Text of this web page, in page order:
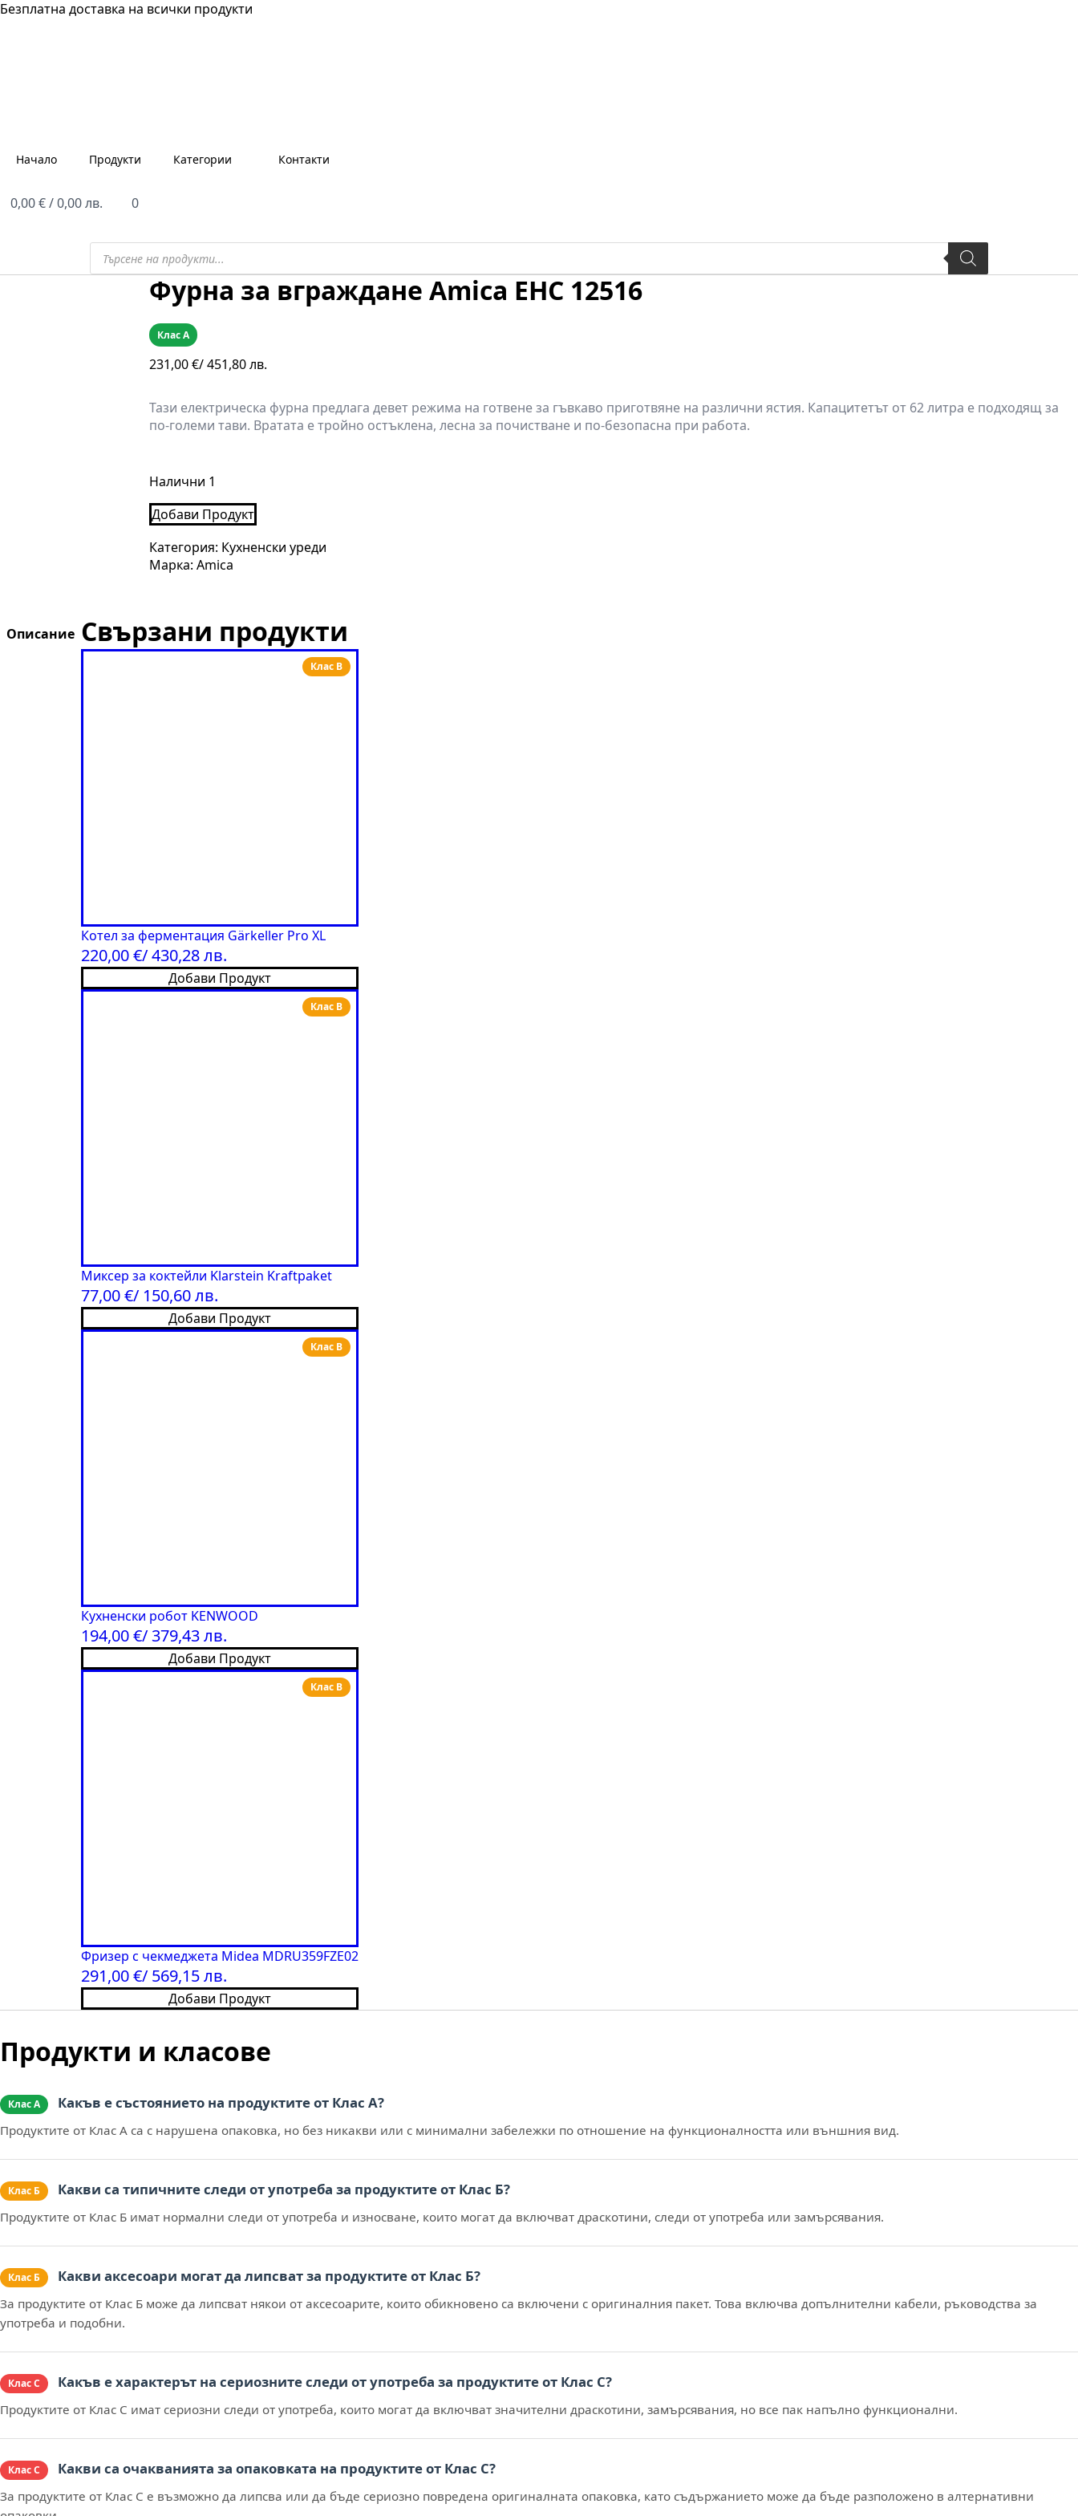
Безплатна доставка на всички продукти
Начало Продукти Категории Контакти
0,00€/ 0,00 лв. 0
Products
search
Фурна за вграждане Amica EHC 12516
Клас A
231,00€/ 451,80 лв.
Тази електрическа фурна предлага девет режима на готвене за гъвкаво приготвяне на различни ястия. Капацитетът от 62 литра е подходящ за
по-големи тави. Вратата е тройно остъклена, лесна за почистване и по-безопасна при работа.
Налични 1
Добави Продукт
Категория: Кухненски уреди
Марка:Amica
Описание Свързани продукти
Клас B
Котел за ферментация Gärkeller Pro XL
220,00€/ 430,28 лв.
Добави Продукт
Клас B
Миксер за коктейли Klarstein Kraftpaket
77,00€/ 150,60 лв.
Добави Продукт
Клас B
Кухненски робот KENWOOD
194,00€/ 379,43 лв.
Добави Продукт
Клас B
Фризер с чекмеджета Midea MDRU359FZE02
291,00€/ 569,15 лв.
Добави Продукт
Продукти и класове
Клас А Какъв е състоянието на продуктите от Клас А?
Продуктите от Клас А са с нарушена опаковка, но без никакви или с минимални забележки по отношение на функционалността или външния вид.
Клас Б Какви са типичните следи от употреба за продуктите от Клас Б?
Продуктите от Клас Б имат нормални следи от употреба и износване, които могат да включват драскотини, следи от употреба или замърсявания.
Клас Б Какви аксесоари могат да липсват за продуктите от Клас Б?
За продуктите от Клас Б може да липсват някои от аксесоарите, които обикновено са включени с оригиналния пакет. Това включва допълнителни кабели, ръководства за
употреба и подобни.
Клас С Какъв е характерът на сериозните следи от употреба за продуктите от Клас С?
Продуктите от Клас С имат сериозни следи от употреба, които могат да включват значителни драскотини, замърсявания, но все пак напълно функционални.
Клас С Какви са очакванията за опаковката на продуктите от Клас С?
За продуктите от Клас С е възможно да липсва или да бъде сериозно повредена оригиналната опаковка, като съдържанието може да бъде разположено в алтернативни